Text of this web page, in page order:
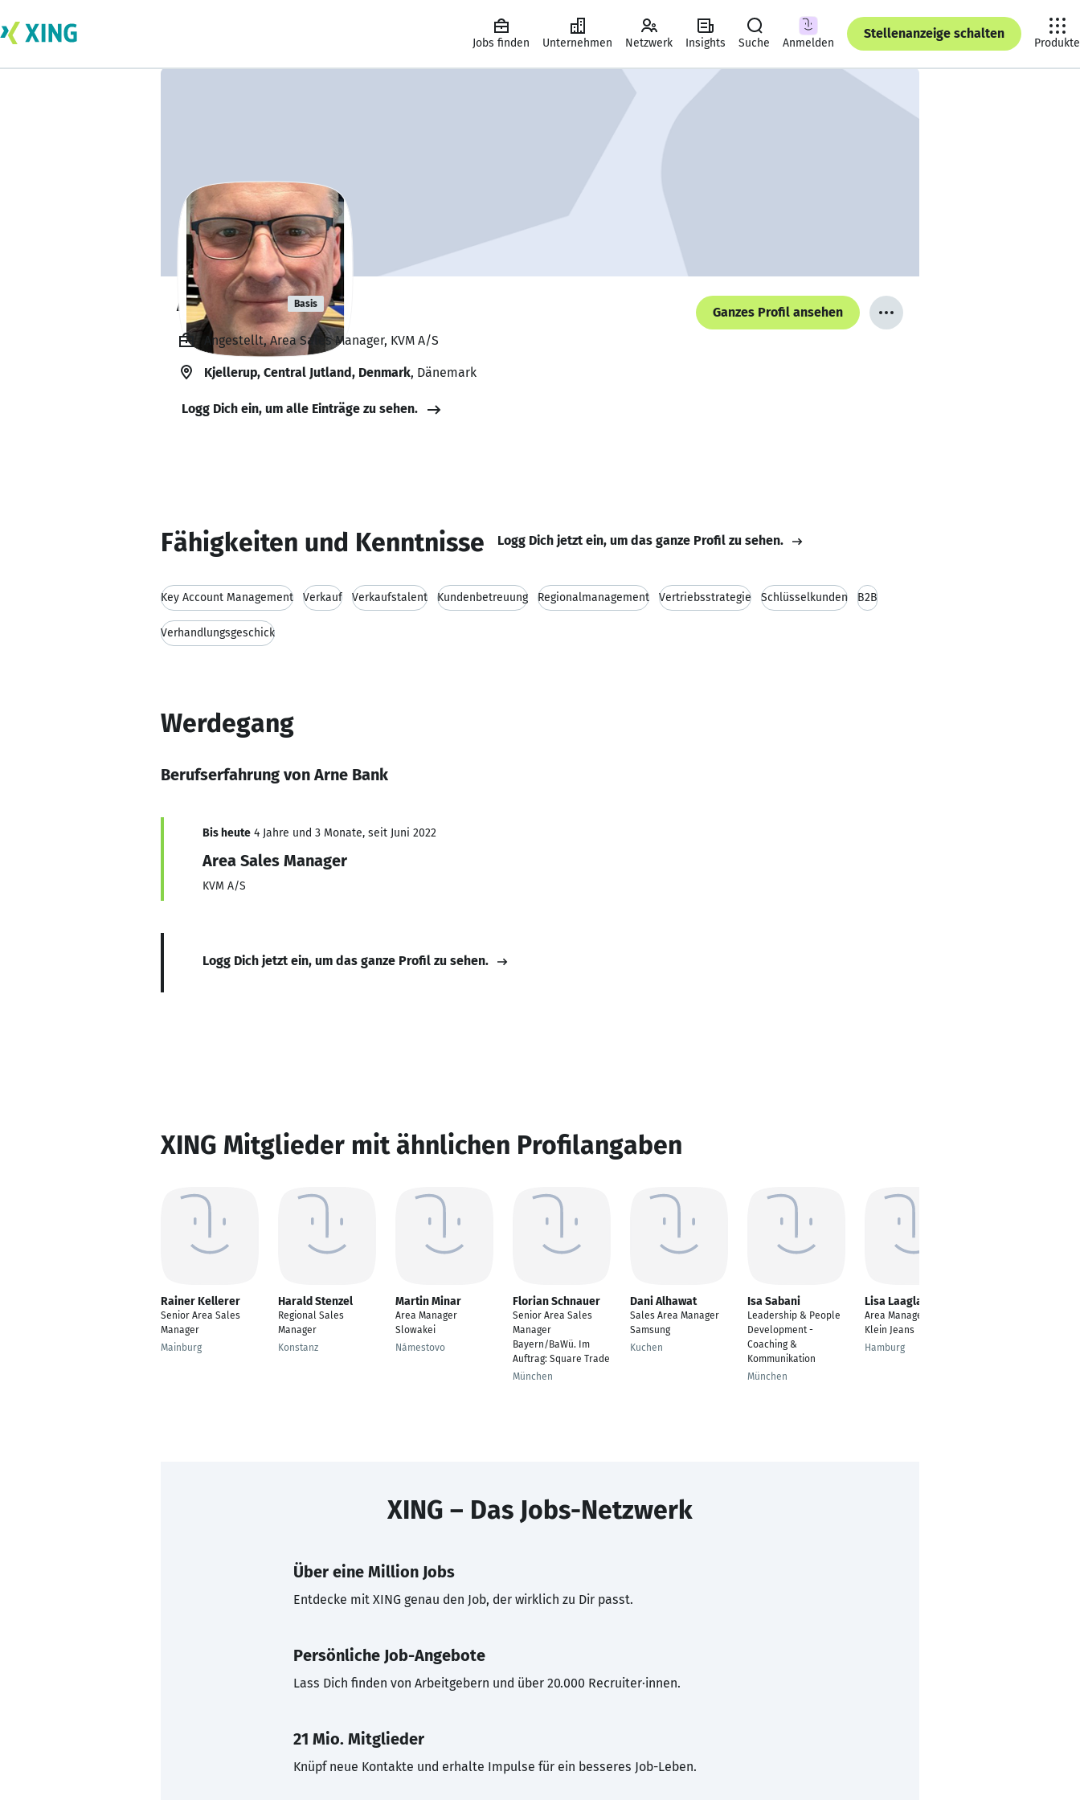
Jobs finden Unternehmen Netzwerk Insights Suche Anmelden
Stellenanzeige schalten
Produkte
Arne Bank Basis
Ganzes Profil ansehen
Angestellt, Area Sales Manager, KVM A/S
Kjellerup, Central Jutland, Denmark, Dänemark
Logg Dich ein, um alle Einträge zu sehen.
Fähigkeiten und Kenntnisse Logg Dich jetzt ein, um das ganze Profil zu sehen.
Key Account Management Verkauf Verkaufstalent Kundenbetreuung Regionalmanagement Vertriebsstrategie Schlüsselkunden B2B
Verhandlungsgeschick
Werdegang
Berufserfahrung von Arne Bank
Bis heute 4 Jahre und 3 Monate, seit Juni 2022
Area Sales Manager
KVM A/S
Logg Dich jetzt ein, um das ganze Profil zu sehen.
XING Mitglieder mit ähnlichen Profilangaben
Rainer Kellerer
Senior Area Sales
Manager
Mainburg
Harald Stenzel
Regional Sales
Manager
Konstanz
Martin Minar
Area Manager
Slowakei
Námestovo
Florian Schnauer
Senior Area Sales
Manager
Bayern/BaWü. Im
Auftrag: Square Trade
München
Dani Alhawat
Sales Area Manager
Samsung
Kuchen
Isa Sabani
Leadership & People
Development -
Coaching &
Kommunikation
München
Lisa Laagland
Area Manager Calvin
Klein Jeans
Hamburg
XING – Das Jobs-Netzwerk
Über eine Million Jobs
Entdecke mit XING genau den Job, der wirklich zu Dir passt.
Persönliche Job-Angebote
Lass Dich finden von Arbeitgebern und über 20.000 Recruiter·innen.
21 Mio. Mitglieder
Knüpf neue Kontakte und erhalte Impulse für ein besseres Job-Leben.